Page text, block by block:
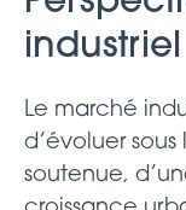
industriel
Le marché
d’évoluer
soutenue,